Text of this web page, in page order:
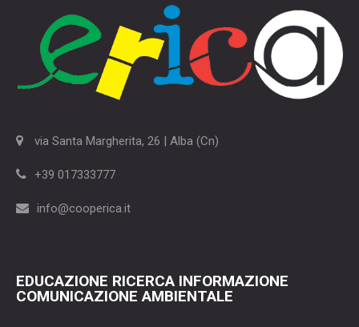
via Santa Margherita, 26 | Alba (Cn)
+39 017333777
info@cooperica.it
EDUCAZIONE RICERCA INFORMAZIONE
COMUNICAZIONE AMBIENTALE